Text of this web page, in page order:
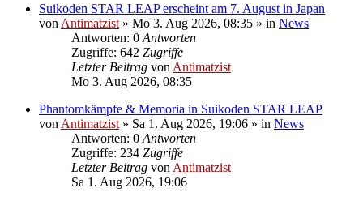
Suikoden STAR LEAP erscheint am 7. August in Japan
von Antimatzist » Mo 3. Aug 2026, 08:35 » in News
Antworten: 0 Antworten
Zugriffe: 642 Zugriffe
Letzter Beitrag von Antimatzist
Mo 3. Aug 2026, 08:35
Phantomkämpfe & Memoria in Suikoden STAR LEAP
von Antimatzist » Sa 1. Aug 2026, 19:06 » in News
Antworten: 0 Antworten
Zugriffe: 234 Zugriffe
Letzter Beitrag von Antimatzist
Sa 1. Aug 2026, 19:06